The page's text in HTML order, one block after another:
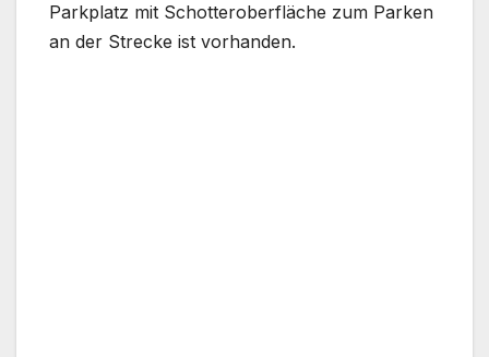
Parkplatz mit Schotteroberfläche zum Parken
an der Strecke ist vorhanden.